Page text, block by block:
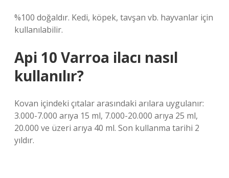
%100 doğaldır. Kedi, köpek, tavşan vb. hayvanlar için
kullanılabilir.
Api 10 Varroa ilacı nasıl
kullanılır?
Kovan içindeki çıtalar arasındaki arılara uygulanır:
3.000-7.000 arıya 15 ml, 7.000-20.000 arıya 25 ml,
20.000 ve üzeri arıya 40 ml. Son kullanma tarihi 2
yıldır.